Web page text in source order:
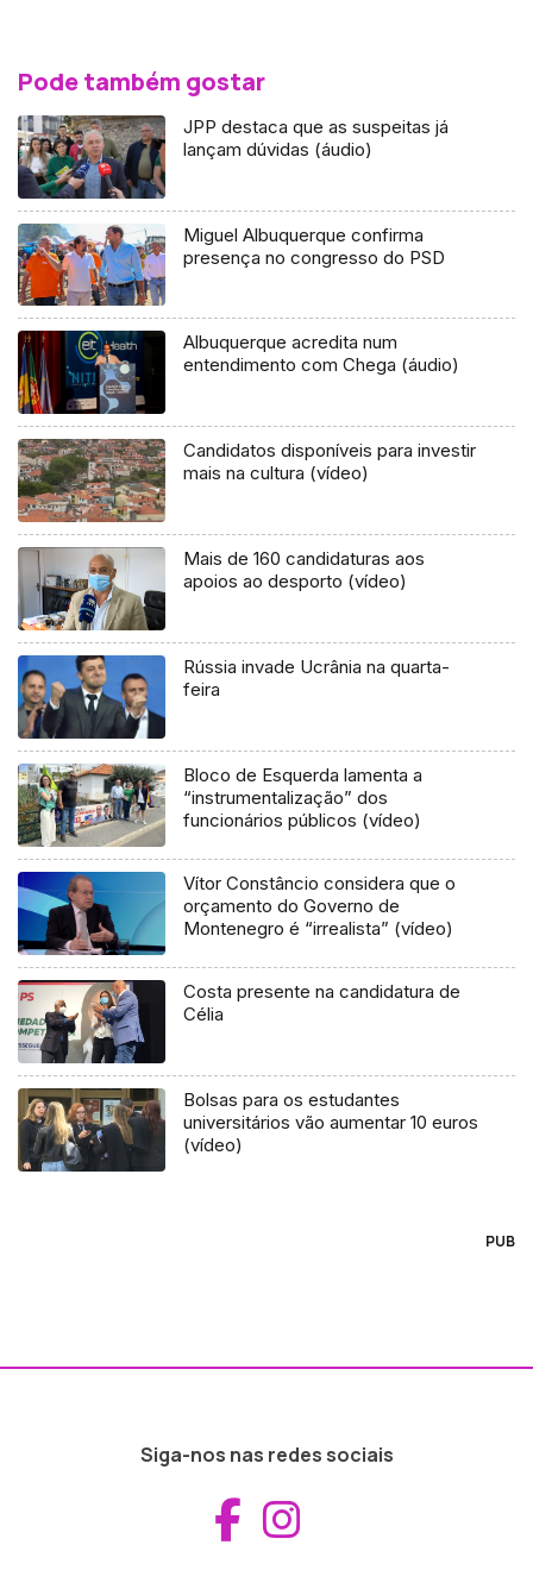
Pode também gostar
JPP destaca que as suspeitas já
lançam dúvidas (áudio)
Miguel Albuquerque confirma
presença no congresso do PSD
Albuquerque acredita num
entendimento com Chega (áudio)
Candidatos disponíveis para investir
mais na cultura (vídeo)
Mais de 160 candidaturas aos
apoios ao desporto (vídeo)
Rússia invade Ucrânia na quarta-
feira
Bloco de Esquerda lamenta a
“instrumentalização” dos
funcionários públicos (vídeo)
Vítor Constâncio considera que o
orçamento do Governo de
Montenegro é “irrealista” (vídeo)
Costa presente na candidatura de
Célia
Bolsas para os estudantes
universitários vão aumentar 10 euros
(vídeo)
PUB
Siga-nos nas redes sociais
Aceder ao